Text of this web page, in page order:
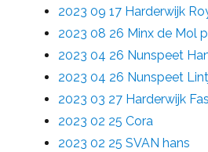
2023 09 17 Harderwijk
2023 08 26 Minx de Mol
2023 04 26 Nunspeet
2023 04 26 Nunspeet
2023 03 27 Harderwijk
2023 02 25 Cora
2023 02 25 SVAN hans